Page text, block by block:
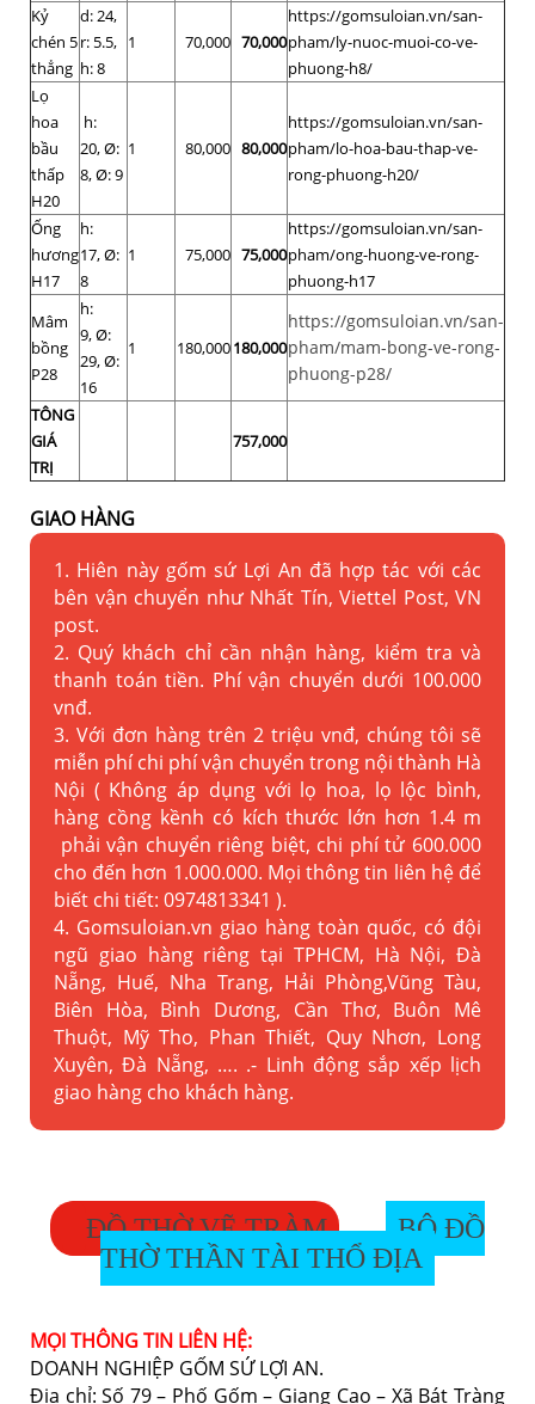
Kỷ
chén 5
thẳng
d: 24,
r: 5.5,
h: 8
1 70,000 70,000
https://gomsuloian.vn/san-
pham/ly-nuoc-muoi-co-ve-
phuong-h8/
Lọ
hoa
bầu
thấp
H20
h:
20, Ø:
8, Ø: 9
1 80,000 80,000
https://gomsuloian.vn/san-
pham/lo-hoa-bau-thap-ve-
rong-phuong-h20/
Ống
hương
H17
h:
17, Ø:
8
1 75,000 75,000
https://gomsuloian.vn/san-
pham/ong-huong-ve-rong-
phuong-h17
Mâm
bồng
P28
h:
9, Ø:
29, Ø:
16
1 180,000180,000
https://gomsuloian.vn/san-
pham/mam-bong-ve-rong-
phuong-p28/
TÔNG
GIÁ
TRỊ
757,000
GIAO HÀNG
1. Hiên này gốm sứ Lợi An đã hợp tác với các
bên vận chuyển như Nhất Tín, Viettel Post, VN
post.
2. Quý khách chỉ cần nhận hàng, kiểm tra và
thanh toán tiền. Phí vận chuyển dưới 100.000
vnđ.
3. Với đơn hàng trên 2 triệu vnđ, chúng tôi sẽ
miễn phí chi phí vận chuyển trong nội thành Hà
Nội ( Không áp dụng với lọ hoa, lọ lộc bình,
hàng cồng kềnh có kích thước lớn hơn 1.4 m
phải vận chuyển riêng biệt, chi phí tử 600.000
cho đến hơn 1.000.000. Mọi thông tin liên hệ để
biết chi tiết: 0974813341 ).
4. Gomsuloian.vn giao hàng toàn quốc, có đội
ngũ giao hàng riêng tại TPHCM, Hà Nội, Đà
Nẵng, Huế, Nha Trang, Hải Phòng,Vũng Tàu,
Biên Hòa, Bình Dương, Cần Thơ, Buôn Mê
Thuột, Mỹ Tho, Phan Thiết, Quy Nhơn, Long
Xuyên, Đà Nẵng, …. .- Linh động sắp xếp lịch
giao hàng cho khách hàng.
ĐỒ THỜ VẼ TRÀM
BỘ ĐỒ
THỜ THẦN TÀI THỔ ĐỊA
MỌI THÔNG TIN LIÊN HỆ:
DOANH NGHIỆP GỐM SỨ LỢI AN.
Địa chỉ: Số 79 – Phố Gốm – Giang Cao – Xã Bát Tràng